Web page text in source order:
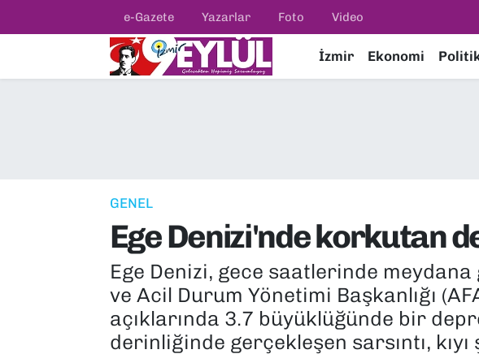
e-Gazete Yazarlar Foto Video
İzmir Ekonomi
GENEL
Ege Denizi'nde korkutan
Ege Denizi, gece saatlerinde
ve Acil Durum Yönetimi Başkanlığı
açıklarında 3.7 büyüklüğünde bir
derinliğinde gerçekleşen sarsıntı,
Resmi İlanlar
EKONOMİ
KÜLTÜR SANAT
Konak Nöbetçi Eczaneler
Tüm Manşetler
Son Dakika Haberleri